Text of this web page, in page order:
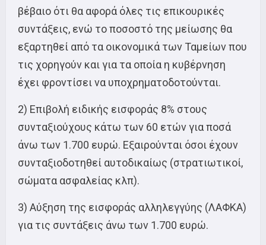
βέβαιο ότι θα αφορά όλες τις επικουρικές
συντάξεις, ενώ το ποσοστό της μείωσης θα
εξαρτηθεί από τα οικονομικά των Ταμείων που
τις χορηγούν και για τα οποία η κυβέρνηση
έχει φροντίσει να υποχρηματοδοτούνται.
2) Επιβολή ειδικής εισφοράς 8% στους
συνταξιούχους κάτω των 60 ετών για ποσά
άνω των 1.700 ευρώ. Εξαιρούνται όσοι έχουν
συνταξιοδοτηθεί αυτοδικαίως (στρατιωτικοί,
σώματα ασφαλείας κλπ).
3) Αύξηση της εισφοράς αλληλεγγύης (ΛΑΦΚΑ)
για τις συντάξεις άνω των 1.700 ευρώ.